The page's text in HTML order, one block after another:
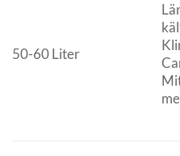
50-60 Liter